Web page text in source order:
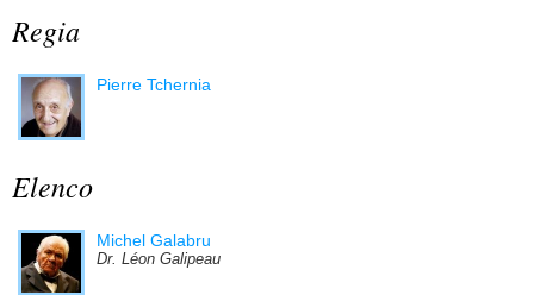
Regia
Pierre Tchernia
Elenco
Michel Galabru
Dr. Léon Galipeau